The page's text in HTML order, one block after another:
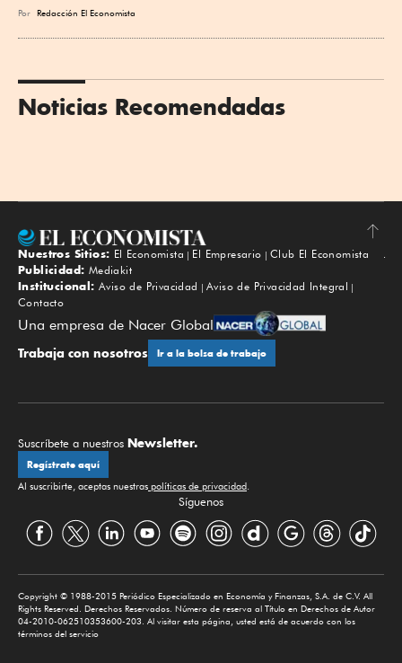
Por Redacción El Economista
Noticias Recomendadas
Subir
Nuestros Sitios: El Economista El Empresario
Club El Economista
Publicidad: Mediakit
Institucional: Aviso de Privacidad
Aviso de Privacidad Integral
Contacto
Una empresa de Nacer Global
Trabaja con nosotros Ir a la bolsa de trabajo
Suscríbete a nuestros Newsletter.
Regístrate aquí
Al suscribirte, aceptas nuestras políticas de privacidad
Síguenos
Copyright © 1988-2015 Periódico Especializado en Economía y Finanzas, S.A. de C.V. All
Rights Reserved. Derechos Reservados. Número de reserva al Título en Derechos de Autor
04-2010-062510353600-203. Al visitar esta página, usted está de acuerdo con los
términos del servicio